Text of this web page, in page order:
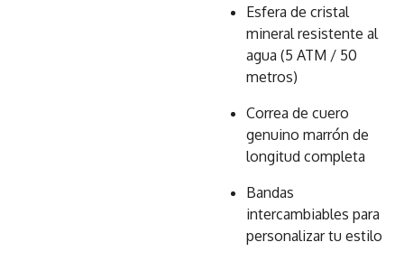
Esfera de cristal
mineral resistente al
agua (5 ATM / 50
metros)
Correa de cuero
genuino marrón de
longitud completa
Bandas
intercambiables para
personalizar tu estilo